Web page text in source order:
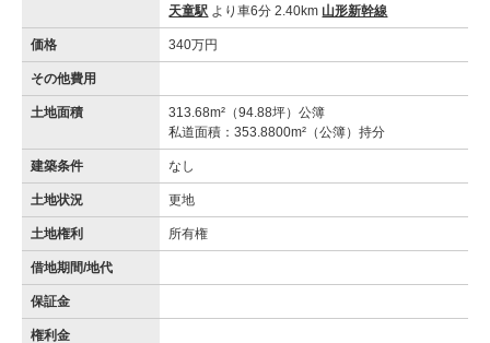
天童駅 より車6分 2.40km 山形新幹線
価格 340万円
その他費用
土地面積
313.68m²（94.88坪）公簿
私道面積：353.8800m²（公簿）持分
建築条件 なし
土地状況 更地
土地権利 所有権
借地期間/地代
保証金
権利金